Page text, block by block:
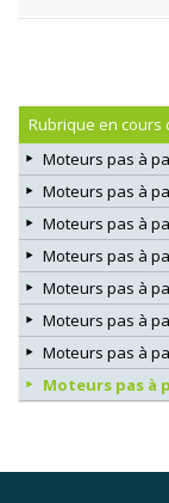
Rubrique en cours
Moteurs pas à
Moteurs pas à
Moteurs pas à
Moteurs pas à
Moteurs pas à
Moteurs pas à
Moteurs pas à
Moteurs pas à